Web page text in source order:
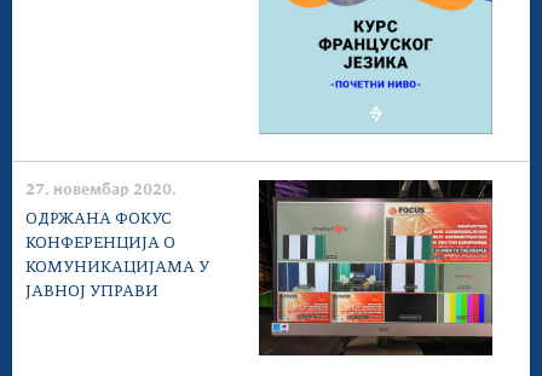
27. новембар 2020.
ОДРЖАНА ФОКУС
КОНФЕРЕНЦИЈА О
КОМУНИКАЦИЈАМА У
ЈАВНОЈ УПРАВИ